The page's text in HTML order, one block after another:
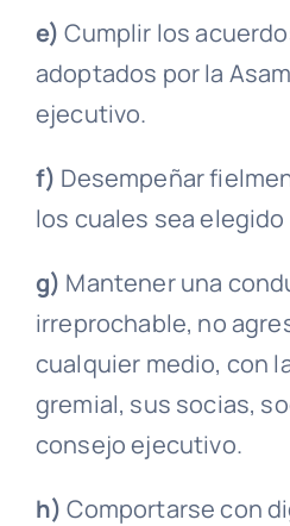
e) Cumplir los
adoptados por la
ejecutivo.
f) Desempeñar
los cuales sea elegido
g) Mantener una
irreprochable, no
cualquier medio, con
gremial, sus socias,
consejo ejecutivo.
h) Comportarse con